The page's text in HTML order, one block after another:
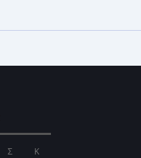
Σ Κ